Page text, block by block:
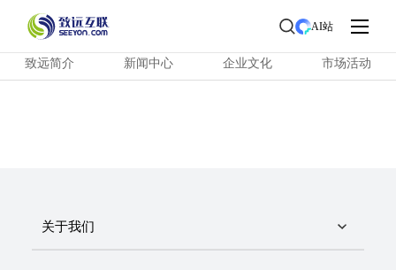
AI站
首页>了解致远> 新闻中心
致远简介 新闻中心 企业文化 市场活动
关于我们